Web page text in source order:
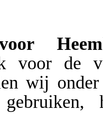
voor de
wij